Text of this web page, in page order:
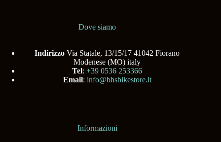
Dove siamo
Indirizzo Via Statale, 13/15/17 41042 Fiorano
Modenese (MO) italy
Tel:+39 0536 253366
Email: info@bhsbikestore.it
Informazioni